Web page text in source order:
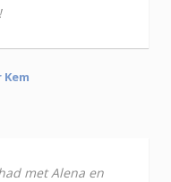
met Alena en